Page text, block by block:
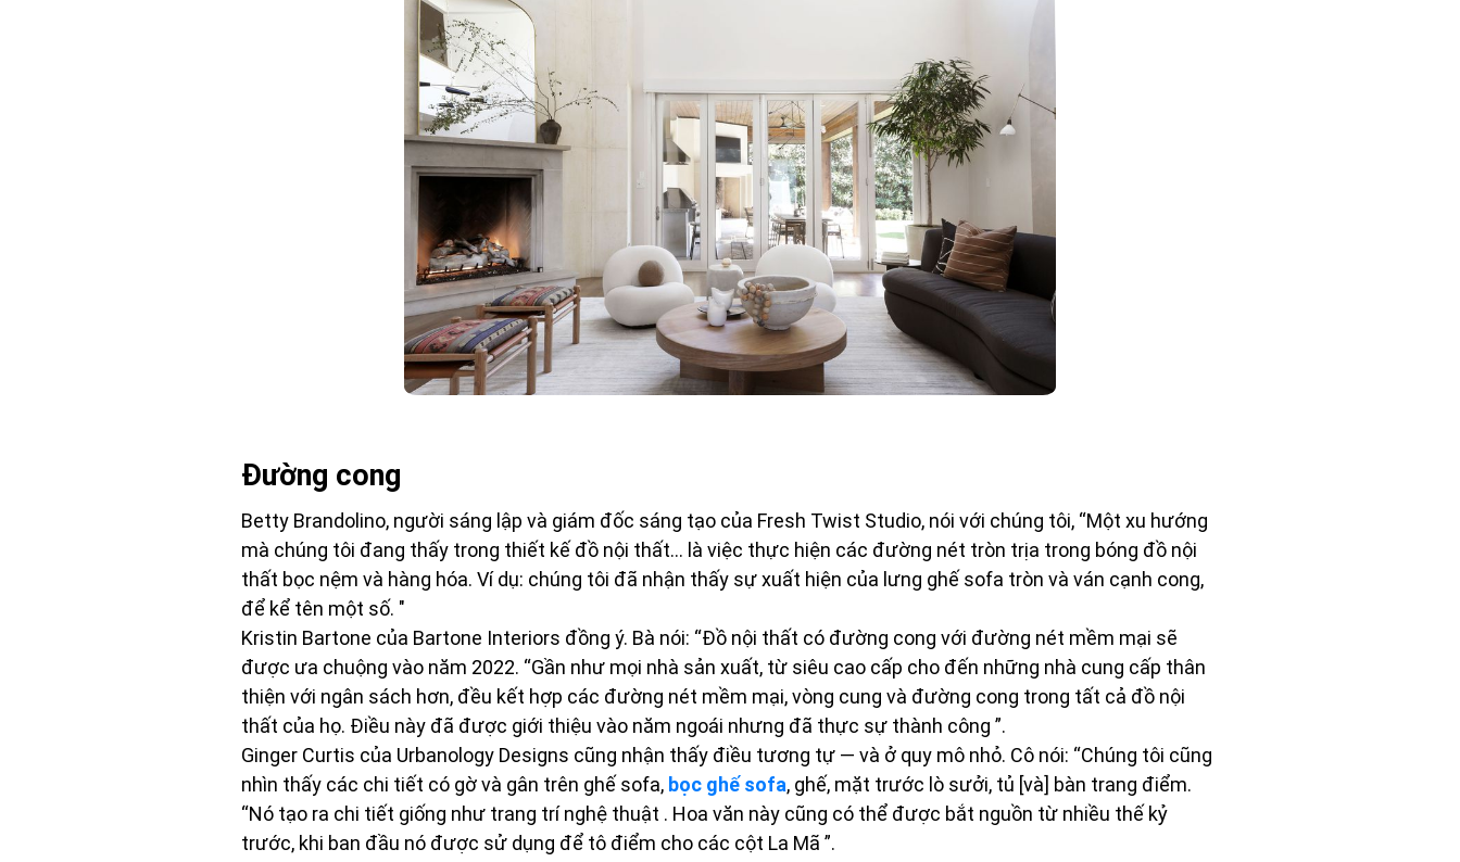
Đường cong
Betty Brandolino, người sáng lập và giám đốc sáng tạo của Fresh Twist Studio, nói với chúng tôi, “Một xu hướng
mà chúng tôi đang thấy trong thiết kế đồ nội thất… là việc thực hiện các đường nét tròn trịa trong bóng đồ nội
thất bọc nệm và hàng hóa. Ví dụ: chúng tôi đã nhận thấy sự xuất hiện của lưng ghế sofa tròn và ván cạnh cong,
để kể tên một số. "
Kristin Bartone của Bartone Interiors đồng ý. Bà nói: “Đồ nội thất có đường cong với đường nét mềm mại sẽ
được ưa chuộng vào năm 2022. “Gần như mọi nhà sản xuất, từ siêu cao cấp cho đến những nhà cung cấp thân
thiện với ngân sách hơn, đều kết hợp các đường nét mềm mại, vòng cung và đường cong trong tất cả đồ nội
thất của họ. Điều này đã được giới thiệu vào năm ngoái nhưng đã thực sự thành công ”.
Ginger Curtis của Urbanology Designs cũng nhận thấy điều tương tự — và ở quy mô nhỏ. Cô nói: “Chúng tôi cũng
nhìn thấy các chi tiết có gờ và gân trên ghế sofa, bọc ghế sofa, ghế, mặt trước lò sưởi, tủ [và] bàn trang điểm.
“Nó tạo ra chi tiết giống như trang trí nghệ thuật . Hoa văn này cũng có thể được bắt nguồn từ nhiều thế kỷ
trước, khi ban đầu nó được sử dụng để tô điểm cho các cột La Mã ”.